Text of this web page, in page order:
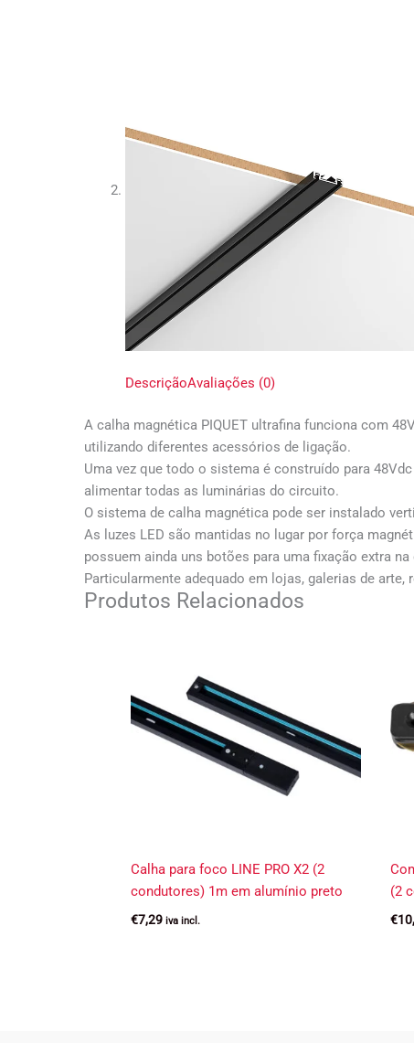
DescriçãoAvaliações (0)
A calha magnética PIQUET ultrafina funciona com
utilizando diferentes acessórios de ligação.
Uma vez que todo o sistema é construído para
alimentar todas as luminárias do circuito.
O sistema de calha magnética pode ser instalado
As luzes LED são mantidas no lugar por força
possuem ainda uns botões para uma fixação extra na
Particularmente adequado em lojas, galerias de
Produtos Relacionados
Calha para foco LINE PRO X2 (2
condutores) 1m em alumínio preto
€7,29 iva incl.
(2
€